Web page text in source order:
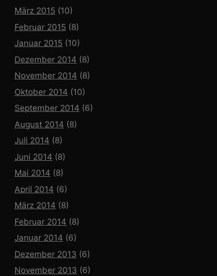
März 2015 (10)
Februar 2015 (8)
Januar 2015 (10)
Dezember 2014 (8)
November 2014 (8)
Oktober 2014 (10)
September 2014 (6)
August 2014 (8)
Juli 2014 (8)
Juni 2014 (8)
Mai 2014 (8)
April 2014 (6)
März 2014 (8)
Februar 2014 (8)
Januar 2014 (6)
Dezember 2013 (6)
November 2013 (6)